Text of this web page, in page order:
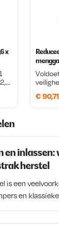
nette
x
Zeer
€
en inlassen:
herstel
is een
en